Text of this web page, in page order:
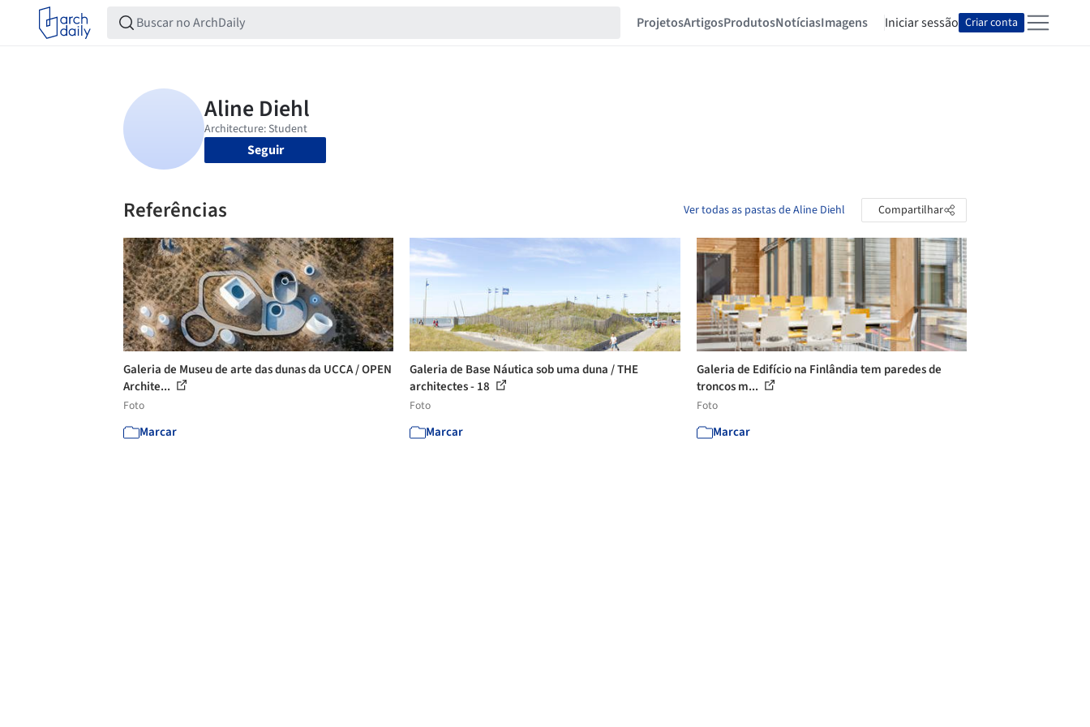
ProjetosArtigosProdutosNotíciasImagens Iniciar sessão Criar conta
Seguir
Referências Ver todas as pastas de Aline Diehl Compartilhar
Galeria de Museu de arte das dunas da UCCA / OPEN
Archite...
Foto
Marcar
Galeria de Base Náutica sob uma duna / THE
architectes - 18
Foto
Marcar
Galeria de Edifício na Finlândia tem paredes de
troncos m...
Foto
Marcar